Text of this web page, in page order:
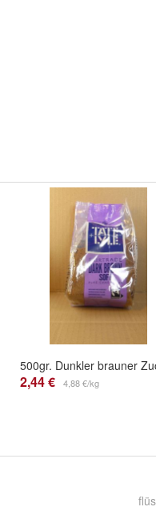
2,44 € 4,88 €/kg